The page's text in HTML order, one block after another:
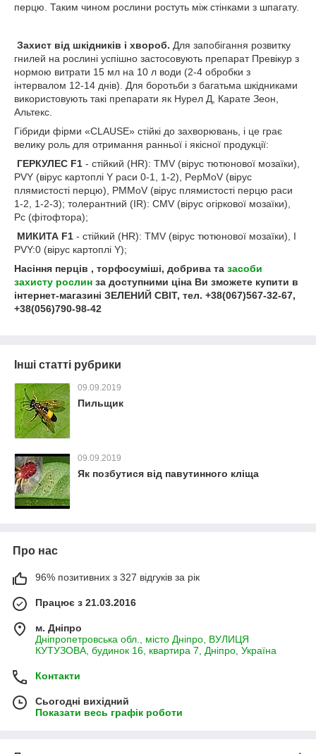
перцю. Таким чином рослини ростуть між стінками з шпагату.
Захист від шкідників і хвороб. Для запобігання розвитку
гнилей на рослині успішно застосовують препарат Превікур з
нормою витрати 15 мл на 10 л води (2-4 обробки з
інтервалом 12-14 днів). Для боротьби з багатьма шкідниками
використовують такі препарати як Нурел Д, Карате Зеон,
Альтекс.
Гібриди фірми «CLAUSE» стійкі до захворювань, і це грає
велику роль для отримання ранньої і якісної продукції:
ГЕРКУЛЕС F1 - стійкий (HR): TMV (вірус тютюнової мозаїки),
PVY (вірус картоплі Y раси 0-1, 1-2), PepMoV (вірус
плямистості перцю), PMMoV (вірус плямистості перцю раси
1-2, 1-2-3); толерантний (IR): CMV (вірус огіркової мозаїки),
Рс (фітофтора);
МИКИТА F1 - стійкий (HR): TMV (вірус тютюнової мозаїки), I
PVY:0 (вірус картоплі Y);
Насіння перців , торфосуміші, добрива та засоби
захисту рослин за доступними ціна Ви зможете купити в
інтернет-магазині ЗЕЛЕНИЙ СВІТ, тел. +38(067)567-32-67,
+38(056)790-98-42
Інші статті рубрики
09.09.2019
Пильщик
09.09.2019
Як позбутися від павутинного кліща
Про нас
96% позитивних з 327 відгуків за рік
Працює з 21.03.2016
м. Дніпро
Дніпропетровська обл., місто Дніпро, ВУЛИЦЯ
КУТУЗОВА, будинок 16, квартира 7, Дніпро, Україна
Контакти
Сьогодні вихідний
Показати весь графік роботи